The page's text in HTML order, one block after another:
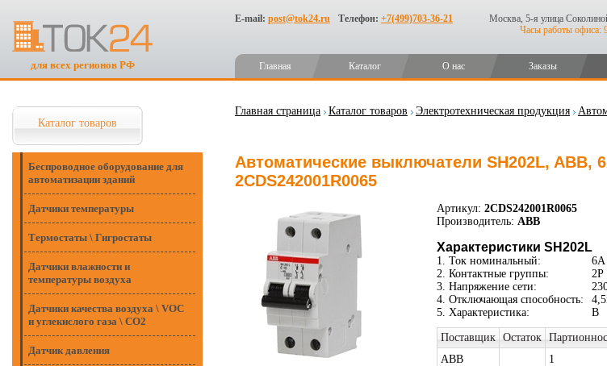
для всех регионов РФ
E-mail: post@tok24.ru Телефон: +7(499)703-36-21
Москва, 5-я улица
Часы работы офиса:
Главная Каталог О нас Заказы
Каталог товаров
Беспроводное оборудование для
автоматизации зданий
Датчики температуры
Термостаты \ Гигростаты
Датчики влажности и
температуры воздуха
Датчики качества воздуха \ VOC
и углекислого газа \ CO2
Датчик давления
Главная страница Каталог товаров Электротехническая продукция
Автоматические выключатели SH202L, ABB,
2CDS242001R0065
Артикул: 2CDS242001R0065
Производитель: ABB
Характеристики SH202L
1. Ток номинальный:
6А
2. Контактные группы:
2P
3. Напряжение сети:
4. Отключающая способность:
5. Характеристика:
B
Поставщик Остаток
ABB
1